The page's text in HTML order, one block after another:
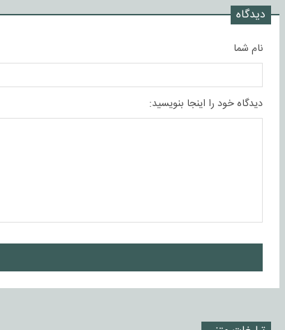
دیدگاه
نام شما
دیدگاه خود را اینجا بنویسید: